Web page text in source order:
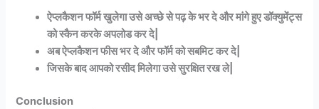
ऐप्लकैशन फॉर्म खुलेगा उसे अच्छे से पढ़ के भर दे और मांगे हुए डॉक्युमेंट्स
को स्कैन करके अपलोड कर दे|
अब ऐप्लकैशन फीस भर दे और फॉर्म को सबमिट कर दे|
जिसके बाद आपको रसीद मिलेगा उसे सुरक्षित रख ले|
Conclusion